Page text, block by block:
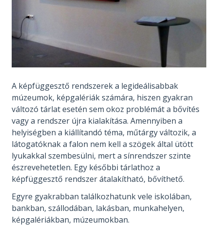
A képfüggesztő rendszerek a legideálisabbak
múzeumok, képgalériák számára, hiszen gyakran
változó tárlat esetén sem okoz problémát a bővítés
vagy a rendszer újra kialakítása. Amennyiben a
helyiségben a kiállítandó téma, műtárgy változik, a
látogatóknak a falon nem kell a szögek által ütött
lyukakkal szembesülni, mert a sínrendszer szinte
észrevehetetlen. Egy későbbi tárlathoz a
képfüggesztő rendszer átalakítható, bővíthető.
Egyre gyakrabban találkozhatunk vele iskolában,
bankban, szállodában, lakásban, munkahelyen,
képgalériákban, múzeumokban.